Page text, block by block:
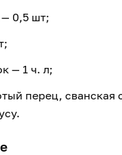
0,5 шт;
— 1 ч. л;
перец, сванская